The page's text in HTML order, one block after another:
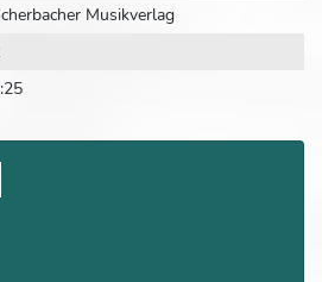
Musikverlag